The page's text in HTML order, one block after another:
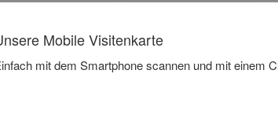
Mobile Visitenkarte
mit dem Smartphone scannen und mit einem